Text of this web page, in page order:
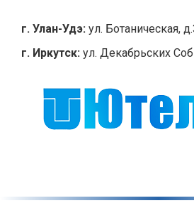
содержанию
г. Улан-Удэ: ул. Ботаническая,
г. Иркутск: ул. Декабрьских